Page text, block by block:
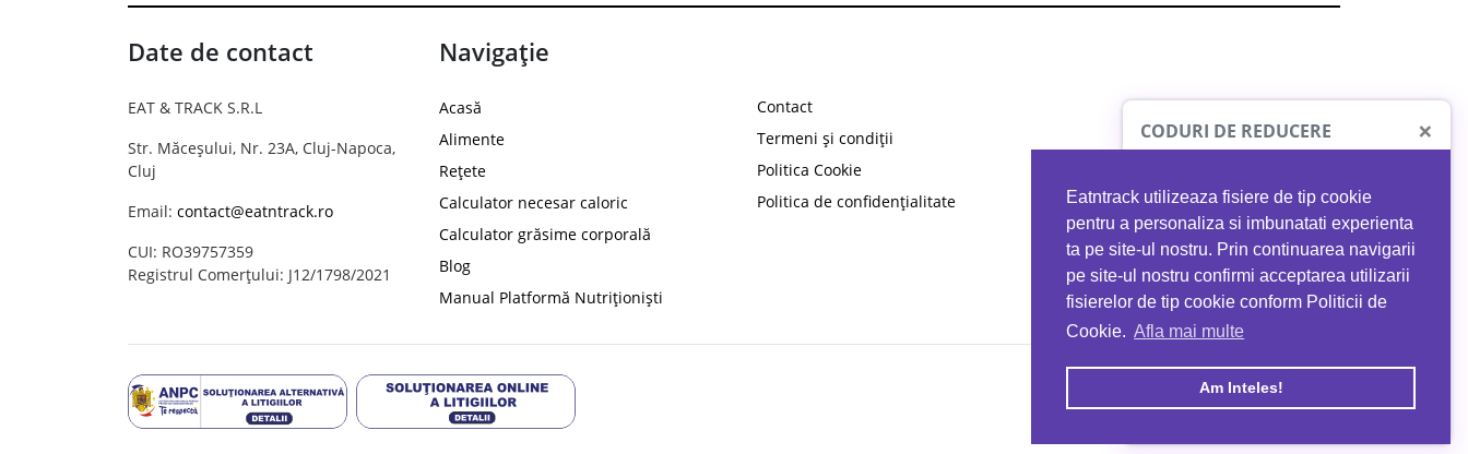
Eatntrack utilizeaza fisiere de tip cookie
pentru a personaliza si imbunatati experienta
ta pe site-ul nostru. Prin continuarea navigarii
pe site-ul nostru confirmi acceptarea utilizarii
fisierelor de tip cookie conform Politicii de
Cookie. Afla mai multe
Am Inteles!
Date de contact
EAT & TRACK S.R.L
Str. Măceșului, Nr. 23A, Cluj-Napoca,
Cluj
Email: contact@eatntrack.ro
CUI: RO39757359
Registrul Comerțului: J12/1798/2021
Navigație
Acasă
Alimente
Rețete
Calculator necesar caloric
Calculator grăsime corporală
Blog
Manual Platformă Nutriționiști
Contact
Termeni și condiții
Politica Cookie
Politica de confidențialitate
CODURI DE REDUCERE ×
PROTO41
reducere la orice comandă
EATNTRACK
MYPROTEIN
Ai40%reducere la orice comandă
folosind codul EATTRACK